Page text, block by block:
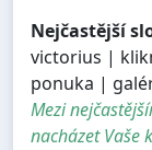
Nejčastější
victorius |
ponuka |
Mezi
nacházet Vaše